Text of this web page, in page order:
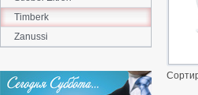
Timberk
Zanussi